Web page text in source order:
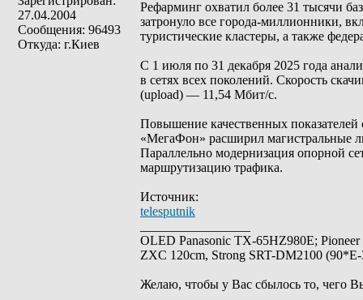
27.04.2004
Сообщения: 96493
Откуда: г.Киев
Рефарминг охватил более 31 тысячи
затронуло все города-миллионники,
туристические кластеры, а также
С 1 июля по 31 декабря 2025 года
в сетях всех поколений. Скорость
(upload) — 11,54 Мбит/с.
Повышение качественных показателей
«МегаФон» расширил магистральные
Параллельно модернизация опорной
маршрутизацию трафика.
Источник:
telesputnik
OLED Panasonic TX-65HZ980E;
ZXC 120cm, Strong SRT-DM2100
Желаю, чтобы у Вас сбылось то, чего